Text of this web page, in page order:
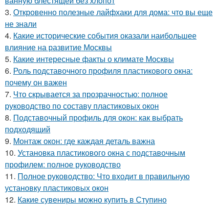
3. Откровенно полезные лайфхаки для дома: что вы еще
не знали
4. Какие исторические события оказали наибольшее
влияние на развитие Москвы
5. Какие интересные факты о климате Москвы
6. Роль подставочного профиля пластикового окна:
почему он важен
7. Что скрывается за прозрачностью: полное
руководство по составу пластиковых окон
8. Подставочный профиль для окон: как выбрать
подходящий
9. Монтаж окон: где каждая деталь важна
10. Установка пластикового окна с подставочным
профилем: полное руководство
11. Полное руководство: Что входит в правильную
установку пластиковых окон
12. Какие сувениры можно купить в Ступино